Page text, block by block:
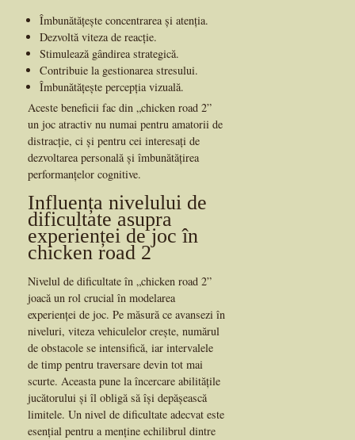
Îmbunătățește concentrarea și atenția.
Dezvoltă viteza de reacție.
Stimulează gândirea strategică.
Contribuie la gestionarea stresului.
Îmbunătățește percepția vizuală.
Aceste beneficii fac din „chicken road 2”
un joc atractiv nu numai pentru amatorii de
distracție, ci și pentru cei interesați de
dezvoltarea personală și îmbunătățirea
performanțelor cognitive.
Influența nivelului de
dificultate asupra
experienței de joc în
chicken road 2
Nivelul de dificultate în „chicken road 2”
joacă un rol crucial în modelarea
experienței de joc. Pe măsură ce avansezi în
niveluri, viteza vehiculelor crește, numărul
de obstacole se intensifică, iar intervalele
de timp pentru traversare devin tot mai
scurte. Aceasta pune la încercare abilitățile
jucătorului și îl obligă să își depășească
limitele. Un nivel de dificultate adecvat este
esențial pentru a menține echilibrul dintre